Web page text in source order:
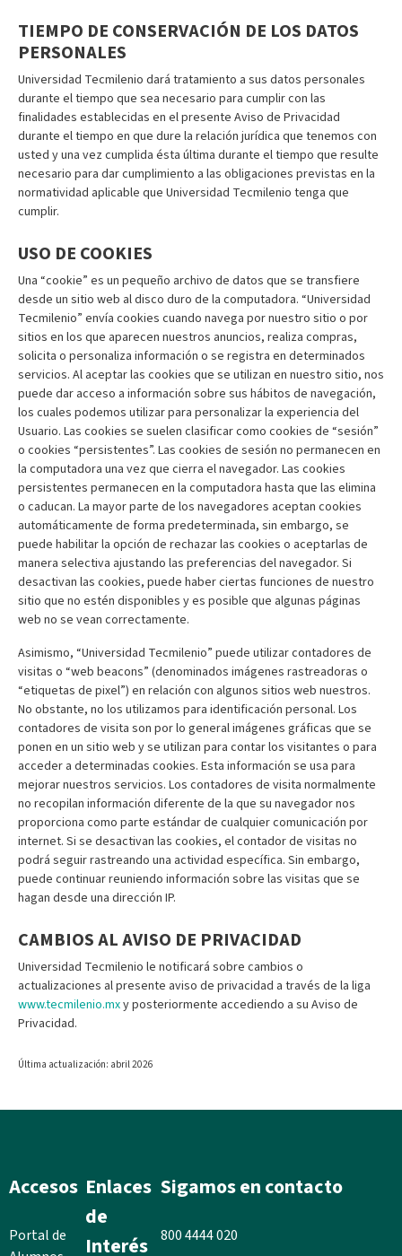
TIEMPO DE CONSERVACIÓN DE LOS DATOS
PERSONALES
Universidad Tecmilenio dará tratamiento a sus datos personales
durante el tiempo que sea necesario para cumplir con las
finalidades establecidas en el presente Aviso de Privacidad
durante el tiempo en que dure la relación jurídica que tenemos con
usted y una vez cumplida ésta última durante el tiempo que resulte
necesario para dar cumplimiento a las obligaciones previstas en la
normatividad aplicable que Universidad Tecmilenio tenga que
cumplir.
USO DE COOKIES
Una “cookie” es un pequeño archivo de datos que se transfiere
desde un sitio web al disco duro de la computadora. “Universidad
Tecmilenio” envía cookies cuando navega por nuestro sitio o por
sitios en los que aparecen nuestros anuncios, realiza compras,
solicita o personaliza información o se registra en determinados
servicios. Al aceptar las cookies que se utilizan en nuestro sitio, nos
puede dar acceso a información sobre sus hábitos de navegación,
los cuales podemos utilizar para personalizar la experiencia del
Usuario. Las cookies se suelen clasificar como cookies de “sesión”
o cookies “persistentes”. Las cookies de sesión no permanecen en
la computadora una vez que cierra el navegador. Las cookies
persistentes permanecen en la computadora hasta que las elimina
o caducan. La mayor parte de los navegadores aceptan cookies
automáticamente de forma predeterminada, sin embargo, se
puede habilitar la opción de rechazar las cookies o aceptarlas de
manera selectiva ajustando las preferencias del navegador. Si
desactivan las cookies, puede haber ciertas funciones de nuestro
sitio que no estén disponibles y es posible que algunas páginas
web no se vean correctamente.
Asimismo, “Universidad Tecmilenio” puede utilizar contadores de
visitas o “web beacons” (denominados imágenes rastreadoras o
“etiquetas de pixel”) en relación con algunos sitios web nuestros.
No obstante, no los utilizamos para identificación personal. Los
contadores de visita son por lo general imágenes gráficas que se
ponen en un sitio web y se utilizan para contar los visitantes o para
acceder a determinadas cookies. Esta información se usa para
mejorar nuestros servicios. Los contadores de visita normalmente
no recopilan información diferente de la que su navegador nos
proporciona como parte estándar de cualquier comunicación por
internet. Si se desactivan las cookies, el contador de visitas no
podrá seguir rastreando una actividad específica. Sin embargo,
puede continuar reuniendo información sobre las visitas que se
hagan desde una dirección IP.
CAMBIOS AL AVISO DE PRIVACIDAD
Universidad Tecmilenio le notificará sobre cambios o
actualizaciones al presente aviso de privacidad a través de la liga
www.tecmilenio.mxy posteriormente accediendo a su Aviso de
Privacidad.
Última actualización: abril 2026
Accesos
Portal de
Enlaces
de
Interés
Sigamos en contacto
800 4444 020